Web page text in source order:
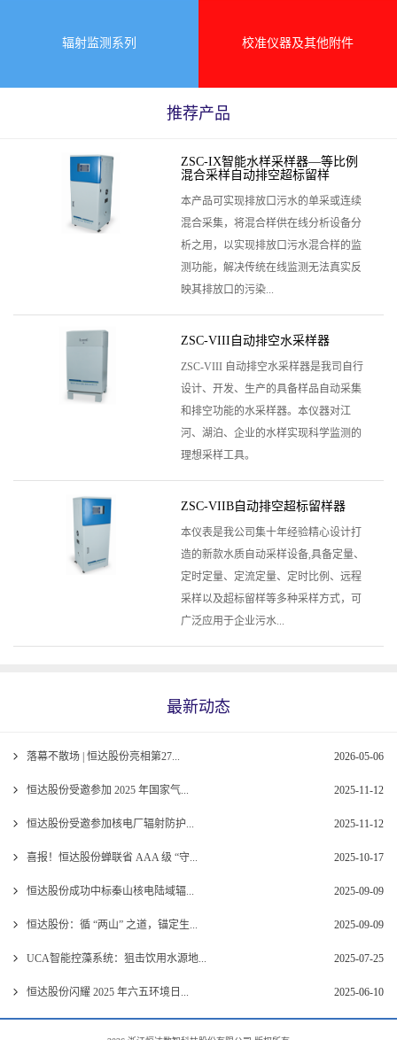
辐射监测系列 校准仪器及其他附件
推荐产品
ZSC-IX智能水样采样器—等比例
混合采样自动排空超标留样
本产品可实现排放口污水的单采或连续
混合采集，将混合样供在线分析设备分
析之用，以实现排放口污水混合样的监
测功能，解决传统在线监测无法真实反
映其排放口的污染...
ZSC-VIII自动排空水采样器
ZSC-VIII 自动排空水采样器是我司自行
设计、开发、生产的具备样品自动采集
和排空功能的水采样器。本仪器对江
河、湖泊、企业的水样实现科学监测的
理想采样工具。
ZSC-VIIB自动排空超标留样器
本仪表是我公司集十年经验精心设计打
造的新款水质自动采样设备,具备定量、
定时定量、定流定量、定时比例、远程
采样以及超标留样等多种采样方式，可
广泛应用于企业污水...
最新动态
落幕不散场 | 恒达股份亮相第27... 2026-05-06
恒达股份受邀参加 2025 年国家气... 2025-11-12
恒达股份受邀参加核电厂辐射防护... 2025-11-12
喜报！恒达股份蝉联省 AAA 级 “守... 2025-10-17
恒达股份成功中标秦山核电陆域辐... 2025-09-09
恒达股份：循 “两山” 之道，锚定生... 2025-09-09
UCA智能控藻系统：狙击饮用水源地... 2025-07-25
恒达股份闪耀 2025 年六五环境日... 2025-06-10